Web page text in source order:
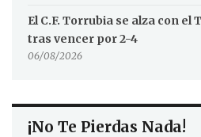
El C.F. Torrubia se alza con el
tras vencer por 2-4
06/08/2026
¡No Te Pierdas Nada!